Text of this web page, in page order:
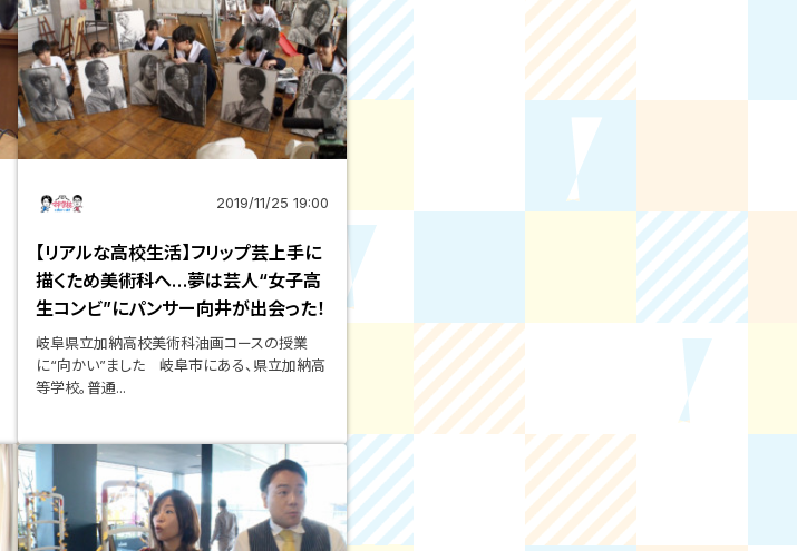
2019/11/25 19:00
【リアルな高校生活】フリップ芸上手に
描くため美術科へ…夢は芸人“女子高
生コンビ”にパンサー向井が出会った！
岐阜県立加納高校美術科油画コースの授業
に“向かい”ました 岐阜市にある、県立加納高
等学校。普通...